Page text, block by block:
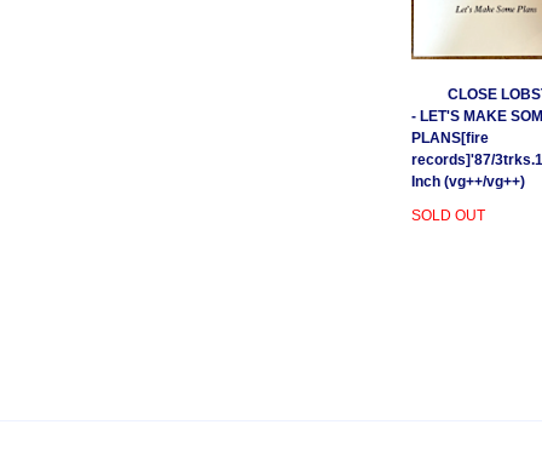
CLOSE
- LET'S MAKE
PLANS[fire
records]'87/
Inch (vg++/vg++)
SOLD OUT